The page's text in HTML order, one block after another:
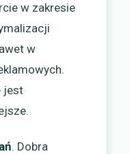
w zakresie
w
jest
. Dobra